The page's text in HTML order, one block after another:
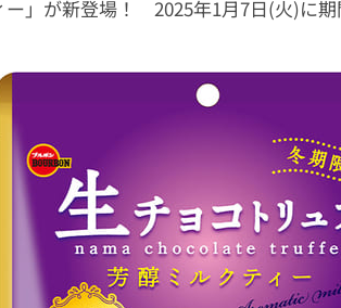
ー」が新登場！ 2025年1月7日(火)に期